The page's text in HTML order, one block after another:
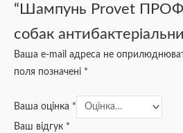
“Шампунь Provet
собак
Ваша e-mail адреса не
поля позначені *
Ваша оцінка *
Ваш відгук *